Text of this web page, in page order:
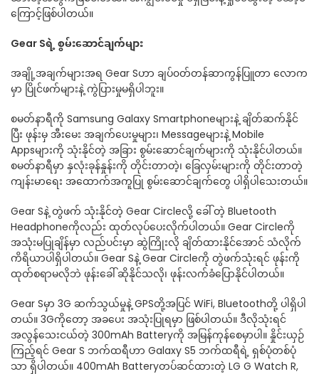
ကြောင့်ဖြစ်ပါတယ်။
Gear Sရဲ့ စွမ်းဆောင်ချက်များ
အချို့အချက်များအရ Gear Sဟာ ချပ်၀တ်တန်ဆာကွန်ပြူတာ လောက
မှာ ပြိုင်ဖက်များနဲ့ ကွဲပြားမှုမရှိပါဘူး။
စမတ်နာရီကို Samsung Galaxy Smartphoneများနဲ့ ချိတ်ဆက်နိုင်
ပြီး ဖုန်းမှ အီးမေး အချက်ပေးမှုများ၊ Messageများနဲ့ Mobile
Appsများကို သုံးနိုင်တဲ့ အခြား စွမ်းဆောင်ချက်များကို သုံးနိုင်ပါတယ်။
စမတ်နာရီမှာ နှလုံးခုန်နှုန်းကို တိုင်းတာတဲ့၊ ခြေလှမ်းများကို တိုင်းတာတဲ့
ကျန်းမာရေး အထောက်အကူပြု စွမ်းဆောင်ချက်တွေ ပါရှိပါသေးတယ်။
Gear Sနဲ့ တွဲဖက် သုံးနိုင်တဲ့ Gear Circleလို့ ခေါ်တဲ့ Bluetooth
Headphoneကိုလည်း ထုတ်လုပ်ပေးလိုက်ပါတယ်။ Gear Circleကို
အသုံးမပြုချိန်မှာ လည်ပင်းမှာ ဆွဲကြိုးလို ချိတ်ထားနိုင်အောင် သံလိုက်
ကိရိယာပါရှိပါတယ်။ Gear Sနဲ့ Gear Circleကို တွဲဖက်သုံးရင် ဖုန်းကို
ထုတ်စရာမလိုဘဲ ဖုန်းခေါ်ဆိုနိုင်သလို၊ ဖုန်းလက်ခံပြောနိုင်ပါတယ်။
Gear Sမှာ 3G ဆက်သွယ်မှုနဲ့ GPSတို့အပြင် WiFi, Bluetoothတို့ ပါရှိပါ
တယ်။ 3Gကိုတော့ အခပေး အသုံးပြုရမှာ ဖြစ်ပါတယ်။ ဒီလိုသုံးရင်
အလွန်သေးငယ်တဲ့ 300mAh Batteryကို အမြန်ကုန်စေမှာပါ။ နှိုင်းယှဉ်
ကြည့်ရင် Gear S ဘက်ထရီဟာ Galaxy S5 ဘက်ထရီရဲ့ ရှစ်ပုံတစ်ပုံ
သာ ရှိပါတယ်။ 400mAh Batteryတပ်ဆင်ထားတဲ့ LG G Watch R,